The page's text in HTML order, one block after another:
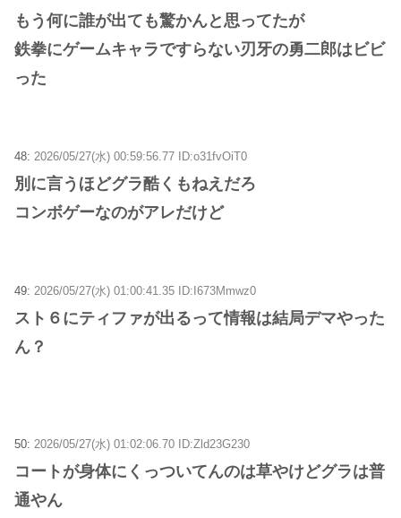
もう何に誰が出ても驚かんと思ってたが
鉄拳にゲームキャラですらない刃牙の勇二郎はビビ
った
48: 2026/05/27(水) 00:59:56.77 ID:o31fvOiT0
別に言うほどグラ酷くもねえだろ
コンボゲーなのがアレだけど
49: 2026/05/27(水) 01:00:41.35 ID:I673Mmwz0
スト６にティファが出るって情報は結局デマやった
ん？
50: 2026/05/27(水) 01:02:06.70 ID:Zld23G230
コートが身体にくっついてんのは草やけどグラは普
通やん